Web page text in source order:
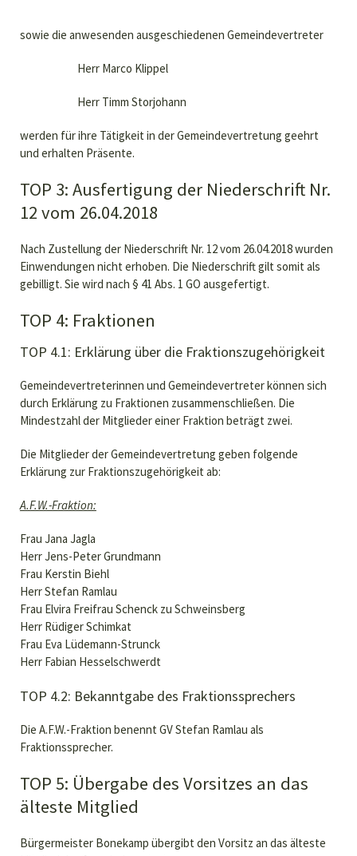
sowie die anwesenden ausgeschiedenen Gemeindevertreter
Herr Marco Klippel
Herr Timm Storjohann
werden für ihre Tätigkeit in der Gemeindevertretung geehrt
und erhalten Präsente.
TOP 3: Ausfertigung der Niederschrift Nr.
12 vom 26.04.2018
Nach Zustellung der Niederschrift Nr. 12 vom 26.04.2018 wurden
Einwendungen nicht erhoben. Die Niederschrift gilt somit als
gebilligt. Sie wird nach § 41 Abs. 1 GO ausgefertigt.
TOP 4: Fraktionen
TOP 4.1: Erklärung über die Fraktionszugehörigkeit
Gemeindevertreterinnen und Gemeindevertreter können sich
durch Erklärung zu Fraktionen zusammenschließen. Die
Mindestzahl der Mitglieder einer Fraktion beträgt zwei.
Die Mitglieder der Gemeindevertretung geben folgende
Erklärung zur Fraktionszugehörigkeit ab:
A.F.W.-Fraktion:
Frau Jana Jagla
Herr Jens-Peter Grundmann
Frau Kerstin Biehl
Herr Stefan Ramlau
Frau Elvira Freifrau Schenck zu Schweinsberg
Herr Rüdiger Schimkat
Frau Eva Lüdemann-Strunck
Herr Fabian Hesselschwerdt
TOP 4.2: Bekanntgabe des Fraktionssprechers
Die A.F.W.-Fraktion benennt GV Stefan Ramlau als
Fraktionssprecher.
TOP 5: Übergabe des Vorsitzes an das
älteste Mitglied
Bürgermeister Bonekamp übergibt den Vorsitz an das älteste